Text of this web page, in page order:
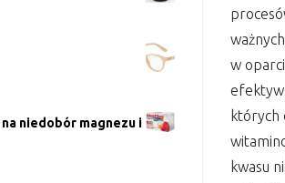
w
których
kwasu
na niedobór magnezu i